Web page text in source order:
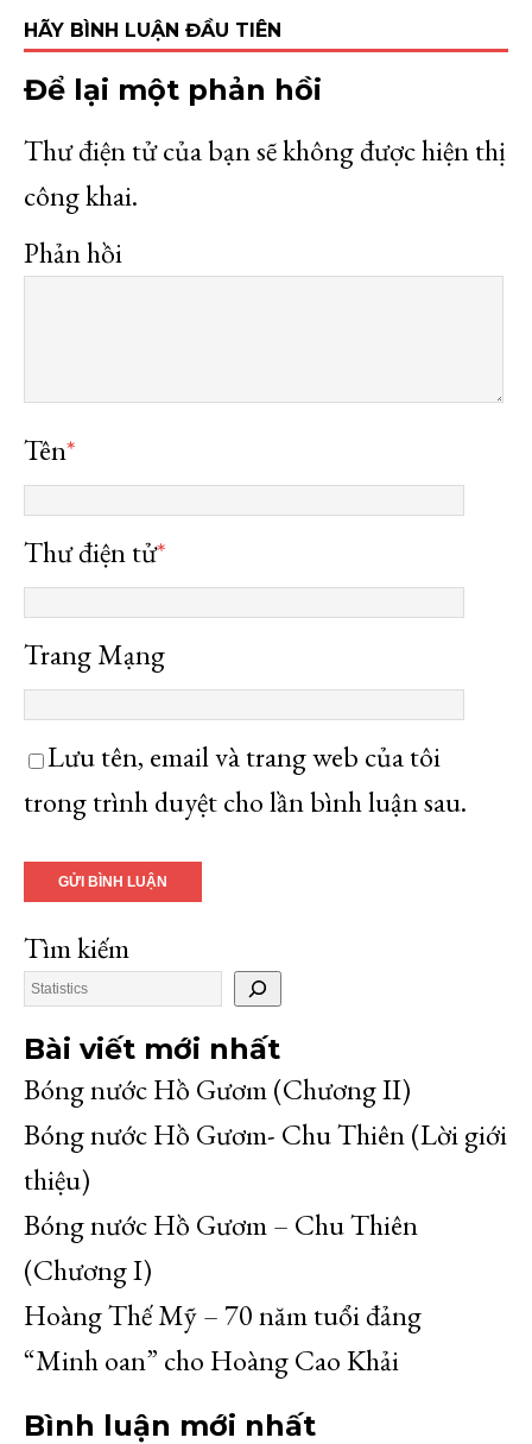
HÃY BÌNH LUẬN ĐẦU TIÊN
Để lại một phản hồi
Thư điện tử của bạn sẽ không được hiện thị
công khai.
Phản hồi
Tên*
Thư điện tử*
Trang Mạng
Lưu tên, email và trang web của tôi
trong trình duyệt cho lần bình luận sau.
Tìm kiếm
Bài viết mới nhất
Bóng nước Hồ Gươm (Chương II)
Bóng nước Hồ Gươm- Chu Thiên (Lời giới
thiệu)
Bóng nước Hồ Gươm – Chu Thiên
(Chương I)
Hoàng Thế Mỹ – 70 năm tuổi đảng
“Minh oan” cho Hoàng Cao Khải
Bình luận mới nhất